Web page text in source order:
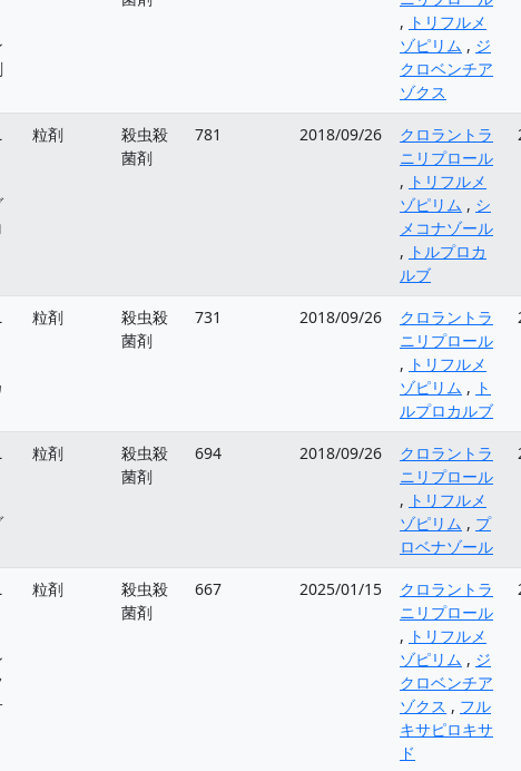
, トリフルメ
ゾピリム , ジ
クロベンチア
ゾクス
粒剤
殺虫殺
菌剤
781 2018/09/26
クロラントラ
ニリプロール
, トリフルメ
ゾピリム , シ
メコナゾール
, トルプロカ
ルブ
粒剤
殺虫殺
菌剤
731 2018/09/26
クロラントラ
ニリプロール
, トリフルメ
ゾピリム , ト
ルプロカルブ
粒剤
殺虫殺
菌剤
694 2018/09/26
クロラントラ
ニリプロール
, トリフルメ
ゾピリム , プ
ロベナゾール
粒剤
殺虫殺
菌剤
667 2025/01/15
クロラントラ
ニリプロール
, トリフルメ
ゾピリム , ジ
クロベンチア
ゾクス , フル
キサピロキサ
ド